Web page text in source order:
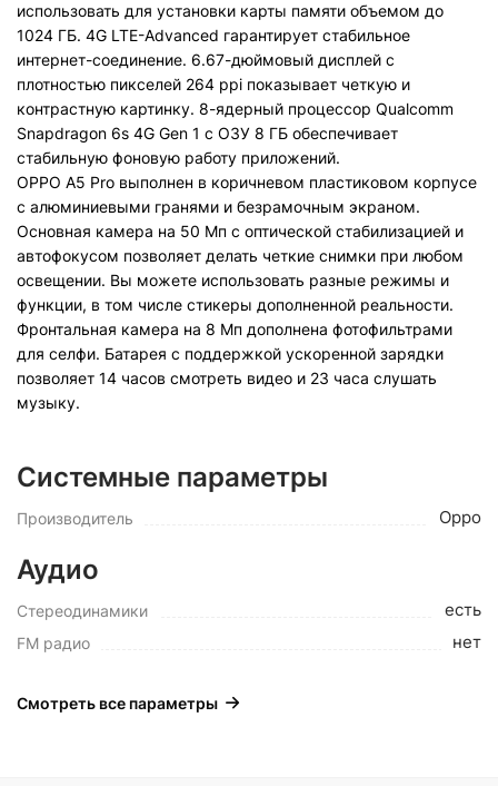
использовать для установки карты памяти объемом до
1024 ГБ. 4G LTE-Advanced гарантирует стабильное
интернет-соединение. 6.67-дюймовый дисплей с
плотностью пикселей 264 ppi показывает четкую и
контрастную картинку. 8-ядерный процессор Qualcomm
Snapdragon 6s 4G Gen 1 с ОЗУ 8 ГБ обеспечивает
стабильную фоновую работу приложений.
OPPO A5 Pro выполнен в коричневом пластиковом корпусе
с алюминиевыми гранями и безрамочным экраном.
Основная камера на 50 Мп с оптической стабилизацией и
автофокусом позволяет делать четкие снимки при любом
освещении. Вы можете использовать разные режимы и
функции, в том числе стикеры дополненной реальности.
Фронтальная камера на 8 Мп дополнена фотофильтрами
для селфи. Батарея с поддержкой ускоренной зарядки
позволяет 14 часов смотреть видео и 23 часа слушать
музыку.
Системные параметры
Производитель Oppo
Аудио
Стереодинамики есть
FM радио нет
Смотреть все параметры